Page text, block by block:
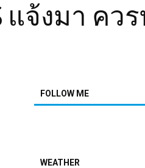
แจ้งมา คว
FOLLOW ME
WEATHER